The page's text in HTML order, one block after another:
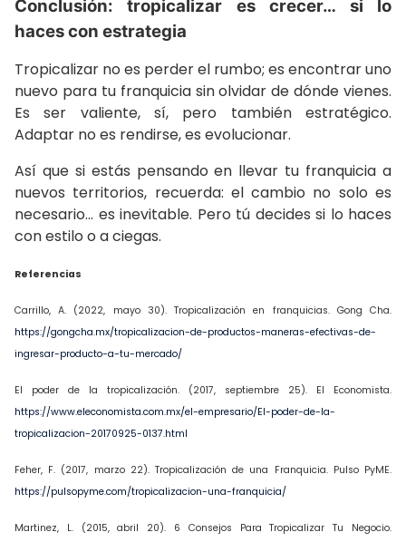
Conclusión: tropicalizar es crecer… si lo
haces con estrategia
Tropicalizar no es perder el rumbo; es encontrar uno
nuevo para tu franquicia sin olvidar de dónde vienes.
Es ser valiente, sí, pero también estratégico.
Adaptar no es rendirse, es evolucionar.
Así que si estás pensando en llevar tu franquicia a
nuevos territorios, recuerda: el cambio no solo es
necesario… es inevitable. Pero tú decides si lo haces
con estilo o a ciegas.
Referencias
Carrillo, A. (2022, mayo 30). Tropicalización en franquicias. Gong Cha.
https://gongcha.mx/tropicalizacion-de-productos-maneras-efectivas-de-
ingresar-producto-a-tu-mercado/
El poder de la tropicalización. (2017, septiembre 25). El Economista.
https://www.eleconomista.com.mx/el-empresario/El-poder-de-la-
tropicalizacion-20170925-0137.html
Feher, F. (2017, marzo 22). Tropicalización de una Franquicia. Pulso PyME.
https://pulsopyme.com/tropicalizacion-una-franquicia/
Martinez, L. (2015, abril 20). 6 Consejos Para Tropicalizar Tu Negocio.